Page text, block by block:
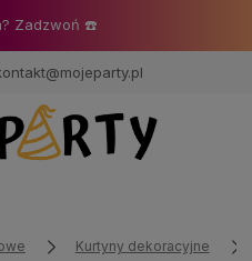
Zadzwoń ☎️
konto Kurtyny dekoracyjne